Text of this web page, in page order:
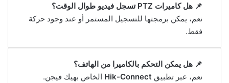
📌 هل كاميرات PTZ تسجل فيديو طوال الوقت؟
نعم، يمكن برمجتها للتسجيل المستمر أو عند وجود حركة
فقط.
📌 هل يمكن التحكم بالكاميرا من الهاتف؟
نعم، عبر تطبيق Hik-Connect الخاص بهيك فيجن.